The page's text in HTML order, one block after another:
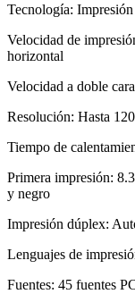
Tecnología:
Velocidad de
horizontal
Velocidad a doble
Resolución: Hasta
Tiempo de
Primera impresión:
y negro
Impresión dúplex:
Lenguajes de
Fuentes: 45 fuentes